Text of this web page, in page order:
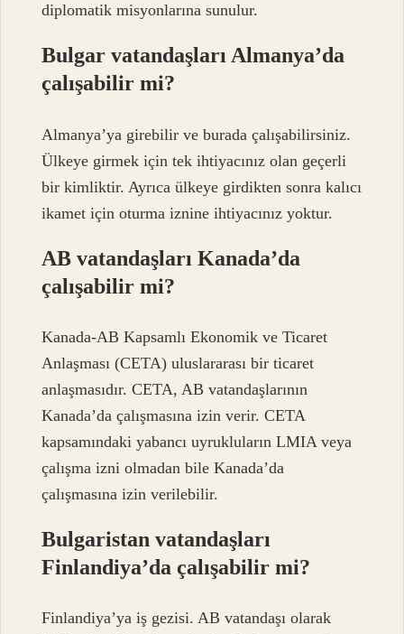
diplomatik misyonlarına sunulur.
Bulgar vatandaşları Almanya’da
çalışabilir mi?
Almanya’ya girebilir ve burada çalışabilirsiniz.
Ülkeye girmek için tek ihtiyacınız olan geçerli
bir kimliktir. Ayrıca ülkeye girdikten sonra kalıcı
ikamet için oturma iznine ihtiyacınız yoktur.
AB vatandaşları Kanada’da
çalışabilir mi?
Kanada-AB Kapsamlı Ekonomik ve Ticaret
Anlaşması (CETA) uluslararası bir ticaret
anlaşmasıdır. CETA, AB vatandaşlarının
Kanada’da çalışmasına izin verir. CETA
kapsamındaki yabancı uyrukluların LMIA veya
çalışma izni olmadan bile Kanada’da
çalışmasına izin verilebilir.
Bulgaristan vatandaşları
Finlandiya’da çalışabilir mi?
Finlandiya’ya iş gezisi. AB vatandaşı olarak